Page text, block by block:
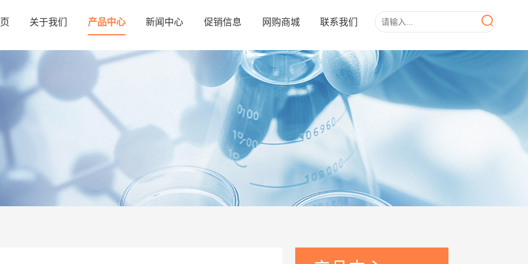
关于我们 产品中心 新闻中心 促销信息 网购商城 联系我们